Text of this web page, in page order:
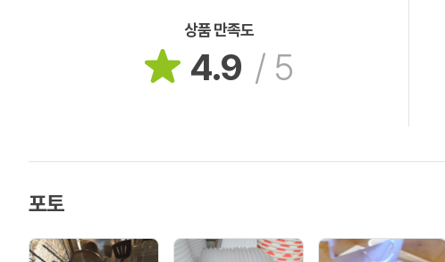
상품 만족도
4.9 / 5
포토